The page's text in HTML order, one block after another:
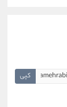
کپی